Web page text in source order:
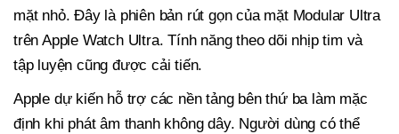
mặt nhỏ. Đây là phiên bản rút gọn của mặt Modular Ultra
trên Apple Watch Ultra. Tính năng theo dõi nhịp tim và
tập luyện cũng được cải tiến.
Apple dự kiến hỗ trợ các nền tảng bên thứ ba làm mặc
định khi phát âm thanh không dây. Người dùng có thể